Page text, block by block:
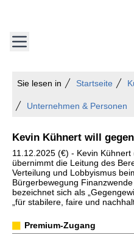
Sie lesen in Startseite
Unternehmen & Personen
Kevin Kühnert will
11.12.2025 (€) - Kevin Kühnert
übernimmt die Leitung des
Verteilung und Lobbyismus
Bürgerbewegung
bezeichnet sich als
„für stabilere, faire und
Premium-Zugang